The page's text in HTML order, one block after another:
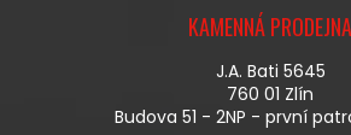
KAMENNÁ PRODEJNA
J.A. Bati 5645
760 01 Zlín
Budova 51 - 2NP - první